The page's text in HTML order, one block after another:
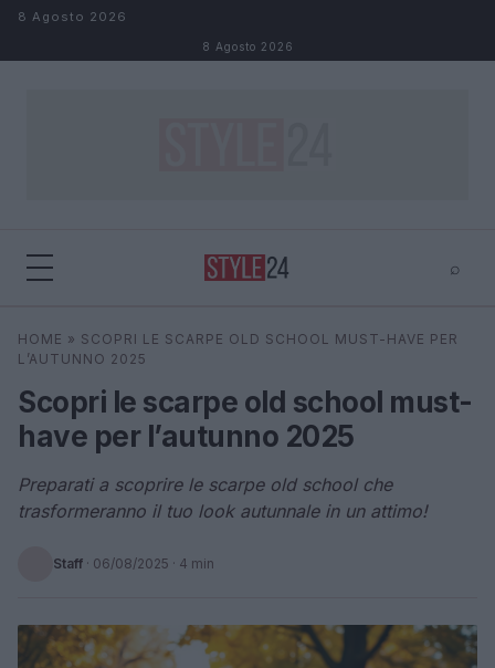
Salta al contenuto
8 Agosto 2026
8 Agosto 2026
⌕
Cerca ⌕ ×
HOME » SCOPRI LE SCARPE OLD SCHOOL MUST-HAVE PER
L’AUTUNNO 2025
Scopri le scarpe old school must-
have per l’autunno 2025
Preparati a scoprire le scarpe old school che
trasformeranno il tuo look autunnale in un attimo!
Staff · 06/08/2025 · 4 min